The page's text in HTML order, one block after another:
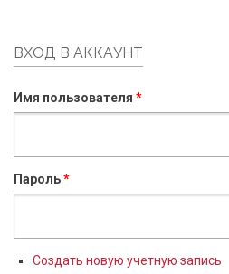
ВХОД В АККАУНТ
Имя пользователя *
Пароль*
Создать новую учетную запись